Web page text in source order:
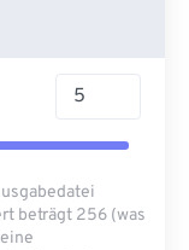
beträgt 256 (was